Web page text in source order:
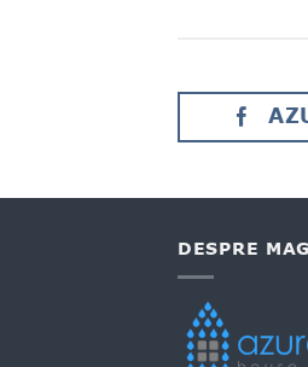
DESPRE